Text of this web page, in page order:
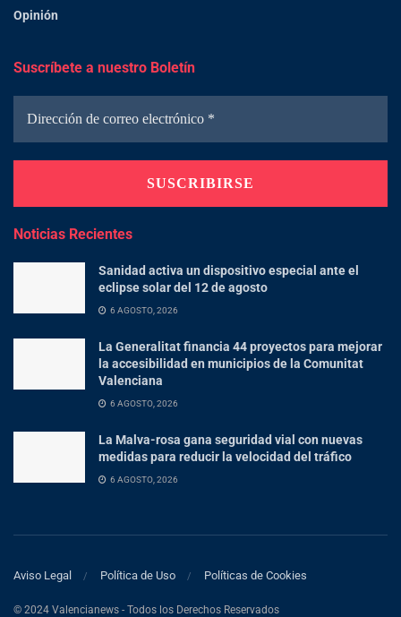
Opinión
Suscríbete a nuestro Boletín
Noticias Recientes
Sanidad activa un dispositivo especial ante el
eclipse solar del 12 de agosto
6 AGOSTO, 2026
La Generalitat financia 44 proyectos para mejorar
la accesibilidad en municipios de la Comunitat
Valenciana
6 AGOSTO, 2026
La Malva-rosa gana seguridad vial con nuevas
medidas para reducir la velocidad del tráfico
6 AGOSTO, 2026
Aviso Legal Política de Uso Políticas de Cookies
© 2024 Valencianews - Todos los Derechos Reservados